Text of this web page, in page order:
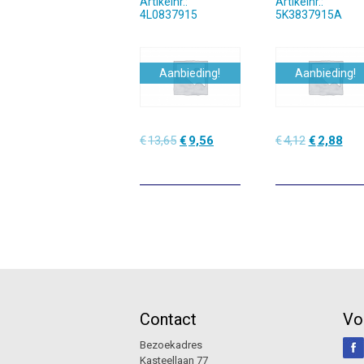
4L0837915
Aanbieding!
€13,65 Oorspronkelijke
€13,65.
€ 9,56
€9,56.
5K3837915A
Aanbieding!
€4,12
€4,12.
€ 2,88
Contact
Bezoekadres
Kasteellaan 77